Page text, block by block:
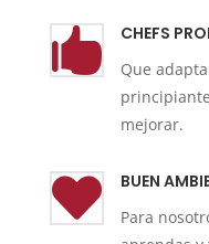
 CHEFS
Que
mejorar.
 BUEN
Para